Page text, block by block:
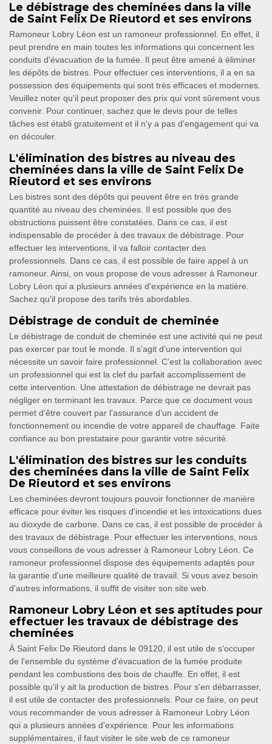
Le débistrage des cheminées dans la ville
de Saint Felix De Rieutord et ses environs
Ramoneur Lobry Léon est un ramoneur professionnel. En effet, il
peut prendre en main toutes les informations qui concernent les
conduits d'évacuation de la fumée. Il peut être amené à éliminer
les dépôts de bistres. Pour effectuer ces interventions, il a en sa
possession des équipements qui sont très efficaces et modernes.
Veuillez noter qu'il peut proposer des prix qui vont sûrement vous
convenir. Pour continuer, sachez que le devis pour de telles
tâches est établi gratuitement et il n'y a pas d'engagement qui va
en découler.
L'élimination des bistres au niveau des
cheminées dans la ville de Saint Felix De
Rieutord et ses environs
Les bistres sont des dépôts qui peuvent être en très grande
quantité au niveau des cheminées. Il est possible que des
obstructions puissent être constatées. Dans ce cas, il est
indispensable de procéder à des travaux de débistrage. Pour
effectuer les interventions, il va falloir contacter des
professionnels. Dans ce cas, il est possible de faire appel à un
ramoneur. Ainsi, on vous propose de vous adresser à Ramoneur
Lobry Léon qui a plusieurs années d'expérience en la matière.
Sachez qu'il propose des tarifs très abordables.
Débistrage de conduit de cheminée
Le débistrage de conduit de cheminée est une activité qui ne peut
pas exercer par tout le monde. Il s’agit d’une intervention qui
nécessite un savoir faire professionnel. C’est la collaboration avec
un professionnel qui est la clef du parfait accomplissement de
cette intervention. Une attestation de débistrage ne devrait pas
négliger en terminant les travaux. Parce que ce document vous
permet d’être couvert par l’assurance d’un accident de
fonctionnement ou incendie de votre appareil de chauffage. Faite
confiance au bon prestataire pour garantir votre sécurité.
L'élimination des bistres sur les conduits
des cheminées dans la ville de Saint Felix
De Rieutord et ses environs
Les cheminées devront toujours pouvoir fonctionner de manière
efficace pour éviter les risques d'incendie et les intoxications dues
au dioxyde de carbone. Dans ce cas, il est possible de procéder à
des travaux de débistrage. Pour effectuer les interventions, nous
vous conseillons de vous adresser à Ramoneur Lobry Léon. Ce
ramoneur professionnel dispose des équipements adaptés pour
la garantie d'une meilleure qualité de travail. Si vous avez besoin
d'autres informations, il suffit de visiter son site web.
Ramoneur Lobry Léon et ses aptitudes pour
effectuer les travaux de débistrage des
cheminées
À Saint Felix De Rieutord dans le 09120, il est utile de s'occuper
de l'ensemble du système d'évacuation de la fumée produite
pendant les combustions des bois de chauffe. En effet, il est
possible qu'il y ait la production de bistres. Pour s'en débarrasser,
il est utile de contacter des professionnels. Pour ce faire, on peut
vous recommander de vous adresser à Ramoneur Lobry Léon
qui a plusieurs années d'expérience. Pour les informations
supplémentaires, il faut visiter le site web de ce ramoneur